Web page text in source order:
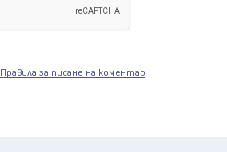
Правила за писане на коментар